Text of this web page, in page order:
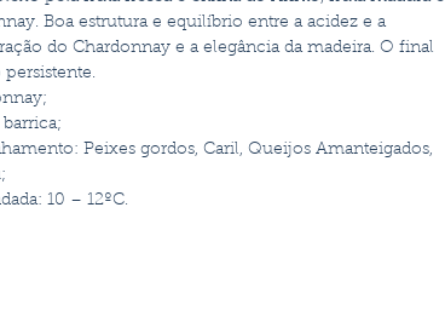
Boa estrutura e equilíbrio entre a acidez e a
do Chardonnay e a elegância da madeira. O final
Peixes gordos, Caril, Queijos Amanteigados,
10 – 12ºC.